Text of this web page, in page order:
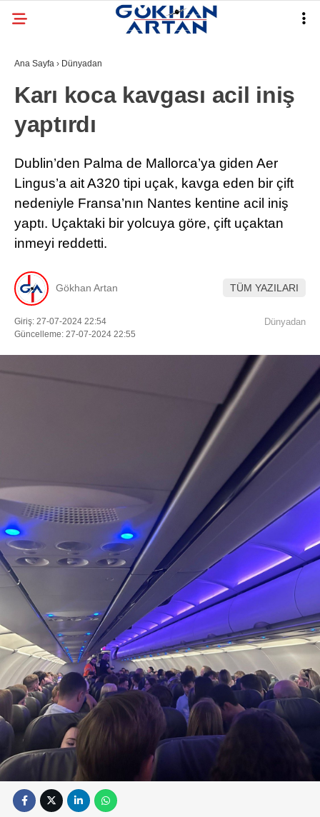
Ana Sayfa › Dünyadan
Karı koca kavgası acil iniş
yaptırdı
Dublin’den Palma de Mallorca’ya giden Aer
Lingus’a ait A320 tipi uçak, kavga eden bir çift
nedeniyle Fransa’nın Nantes kentine acil iniş
yaptı. Uçaktaki bir yolcuya göre, çift uçaktan
inmeyi reddetti.
Gökhan Artan TÜM YAZILARI
Giriş: 27-07-2024 22:54
Güncelleme: 27-07-2024 22:55
Dünyadan